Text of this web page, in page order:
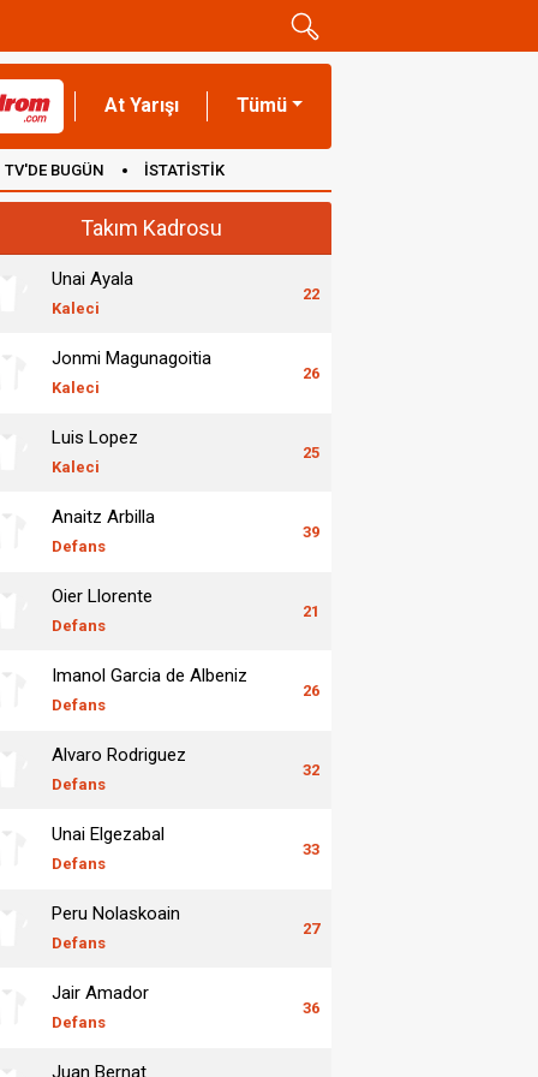
At Yarışı Tümü
TV'DE BUGÜN İSTATİSTİK
Takım Kadrosu
Unai Ayala
Kaleci
22
Jonmi Magunagoitia
Kaleci
26
Luis Lopez
Kaleci
25
Anaitz Arbilla
Defans
39
Oier Llorente
Defans
21
Imanol Garcia de Albeniz
Defans
26
Alvaro Rodriguez
Defans
32
Unai Elgezabal
Defans
33
Peru Nolaskoain
Defans
27
Jair Amador
Defans
36
Juan Bernat